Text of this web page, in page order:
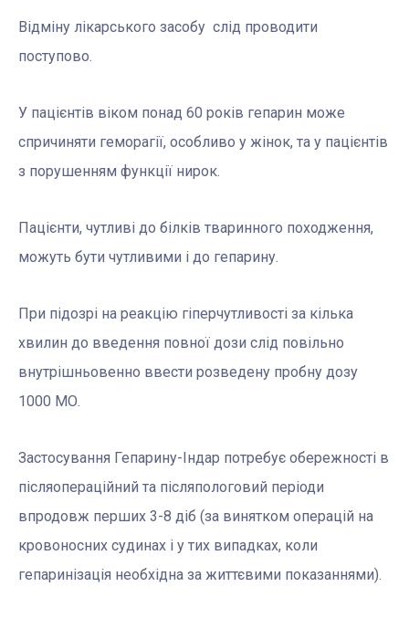
Відміну лікарського засобу слід проводити
поступово.
У пацієнтів віком понад 60 років гепарин може
спричиняти геморагії, особливо у жінок, та у пацієнтів
з порушенням функції нирок.
Пацієнти, чутливі до білків тваринного походження,
можуть бути чутливими і до гепарину.
При підозрі на реакцію гіперчутливості за кілька
хвилин до введення повної дози слід повільно
внутрішньовенно ввести розведену пробну дозу
1000 МО.
Застосування Гепарину-Індар потребує обережності в
післяопераційний та післяпологовий періоди
впродовж перших 3-8 діб (за винятком операцій на
кровоносних судинах і у тих випадках, коли
гепаринізація необхідна за життєвими показаннями).